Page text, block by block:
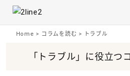
Home > コラムを読む > トラブル
「トラブル」に役立つ